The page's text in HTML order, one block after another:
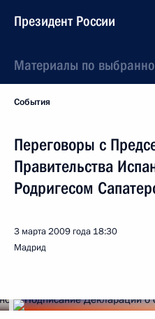
Президент России
Материалы по
События
Переговоры с
Правительства
Родригесом
3 марта 2009 года 18:30
Мадрид